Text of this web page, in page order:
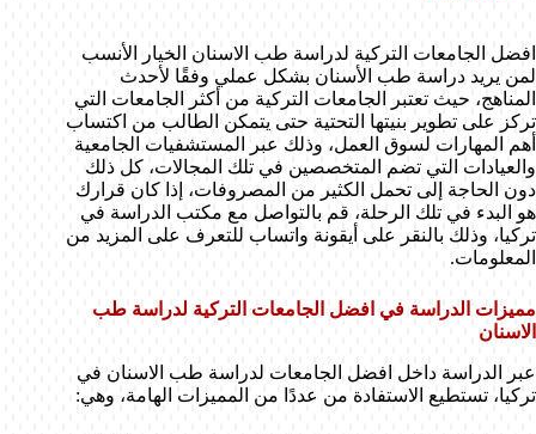
افضل الجامعات التركية لدراسة طب الاسنان الخيار الأنسب
لمن يريد دراسة طب الأسنان بشكل عملي وفقًا لأحدث
المناهج، حيث تعتبر الجامعات التركية من أكثر الجامعات التي
تركز على تطوير بنيتها التحتية حتى يتمكن الطالب من اكتساب
أهم المهارات لسوق العمل، وذلك عبر المستشفيات الجامعية
والعيادات التي تضم المتخصصين في تلك المجالات، كل ذلك
دون الحاجة إلى تحمل الكثير من المصروفات، إذا كان قرارك
هو البدء في تلك الرحلة، قم بالتواصل مع مكتب الدراسة في
تركيا، وذلك بالنقر على أيقونة واتساب للتعرف على المزيد من
المعلومات.
مميزات الدراسة في افضل الجامعات التركية لدراسة طب
الاسنان
عبر الدراسة داخل افضل الجامعات لدراسة طب الاسنان في
تركيا، تستطيع الاستفادة من عددًا من المميزات الهامة، وهي: